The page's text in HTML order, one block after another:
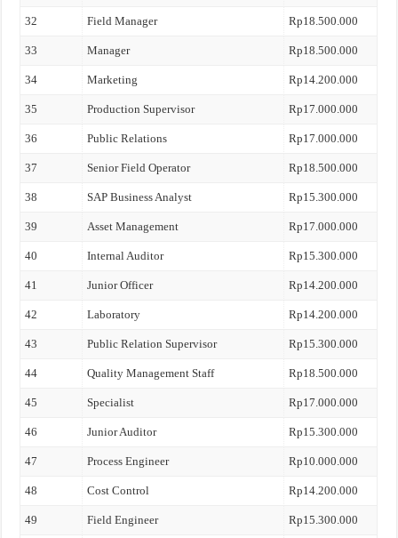
32 Field Manager Rp18.500.000
33 Manager Rp18.500.000
34 Marketing Rp14.200.000
35 Production Supervisor Rp17.000.000
36 Public Relations Rp17.000.000
37 Senior Field Operator Rp18.500.000
38 SAP Business Analyst Rp15.300.000
39 Asset Management Rp17.000.000
40 Internal Auditor Rp15.300.000
41 Junior Officer Rp14.200.000
42 Laboratory Rp14.200.000
43 Public Relation Supervisor Rp15.300.000
44 Quality Management Staff Rp18.500.000
45 Specialist Rp17.000.000
46 Junior Auditor Rp15.300.000
47 Process Engineer Rp10.000.000
48 Cost Control Rp14.200.000
49 Field Engineer Rp15.300.000